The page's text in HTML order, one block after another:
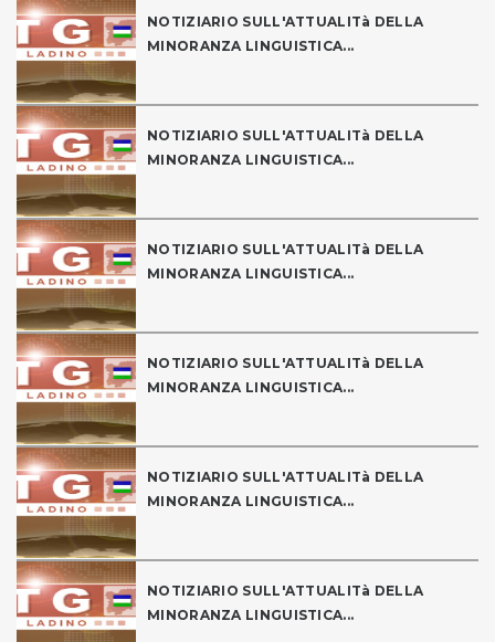
NOTIZIARIO SULL'ATTUALITà DELLA
MINORANZA LINGUISTICA...
NOTIZIARIO SULL'ATTUALITà DELLA
MINORANZA LINGUISTICA...
NOTIZIARIO SULL'ATTUALITà DELLA
MINORANZA LINGUISTICA...
NOTIZIARIO SULL'ATTUALITà DELLA
MINORANZA LINGUISTICA...
NOTIZIARIO SULL'ATTUALITà DELLA
MINORANZA LINGUISTICA...
NOTIZIARIO SULL'ATTUALITà DELLA
MINORANZA LINGUISTICA...